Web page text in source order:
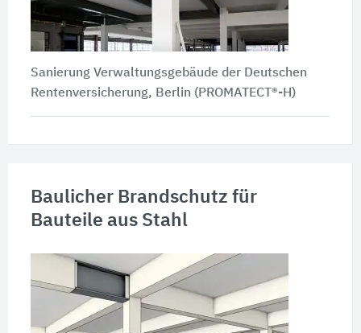
Sanierung Verwaltungsgebäude der Deutschen
Rentenversicherung, Berlin (PROMATECT®-H)
Baulicher Brandschutz für
Bauteile aus Stahl